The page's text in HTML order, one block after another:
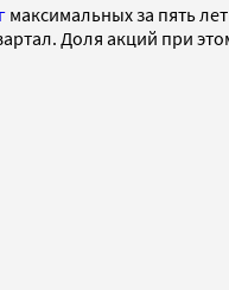
максимальных за пять
Доля акций при